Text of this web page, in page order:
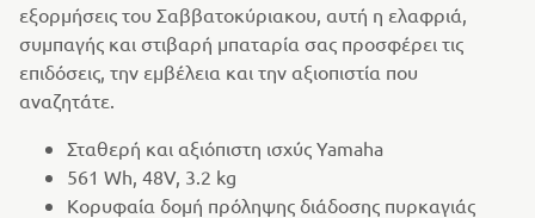
εξορμήσεις του Σαββατοκύριακου, αυτή η ελαφριά,
συμπαγής και στιβαρή μπαταρία σας προσφέρει τις
επιδόσεις, την εμβέλεια και την αξιοπιστία που
αναζητάτε.
Σταθερή και αξιόπιστη ισχύς Yamaha
561 Wh, 48V, 3.2 kg
Κορυφαία δομή πρόληψης διάδοσης πυρκαγιάς